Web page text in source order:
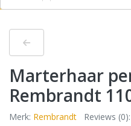
Marterhaar penselenTalens
Rembrandt
Merk: Rembrandt Reviews (0):